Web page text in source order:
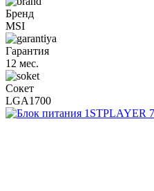
Бренд
MSI
Гарантия
12 мес.
Сокет
LGA1700